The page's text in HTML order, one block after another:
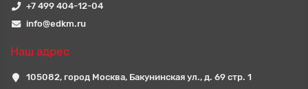
+7 499 404-12-04
info@edkm.ru
Наш адрес
105082, город Москва, Бакунинская ул., д. 69 стр. 1